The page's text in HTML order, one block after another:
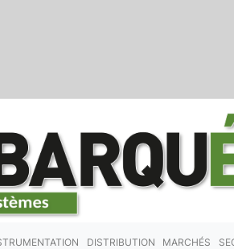
DISTRIBUTION MARCHÉS